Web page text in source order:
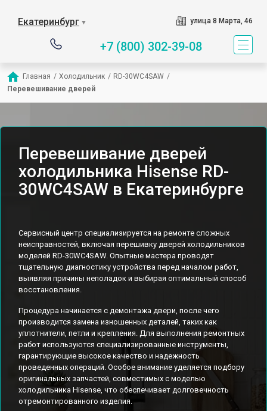
Екатеринбург ▼ улица 8 Марта, 46
+7 (800) 302-39-08
Главная / Холодильник / RD-30WC4SAW /
Перевешивание дверей
Перевешивание дверей
холодильника Hisense RD-
30WC4SAW в Екатеринбурге
Сервисный центр специализируется на ремонте сложных
неисправностей, включая перешивку дверей холодильников
моделей RD-30WC4SAW. Опытные мастера проводят
тщательную диагностику устройства перед началом работ,
выявляя причины неполадок и выбирая оптимальный способ
восстановления.
Процедура начинается с демонтажа двери, после чего
производится замена изношенных деталей, таких как
уплотнители, петли и крепления. Для выполнения ремонтных
работ используются специализированные инструменты,
гарантирующие высокое качество и надежность
проведенных операций. Особое внимание уделяется подбору
оригинальных запчастей, совместимых с моделью
холодильника Hisense, что обеспечивает долговечность
отремонтированного изделия.